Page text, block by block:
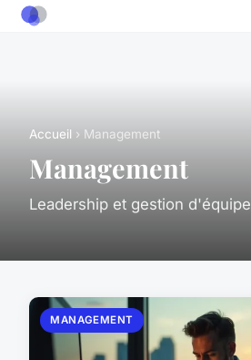
Accueil › Management
Management
Leadership et gestion d'équipe
MANAGEMENT